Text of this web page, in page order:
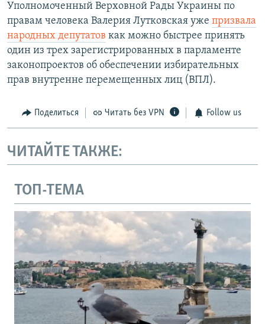
Уполномоченный Верховной Рады Украины по
правам человека Валерия Лутковская уже призвала
народных депутатов как можно быстрее принять
один из трех зарегистрированных в парламенте
законопроектов об обеспечении избирательных
прав внутренне перемещенных лиц (ВПЛ).
Поделиться Читать без VPN Follow us
ЧИТАЙТЕ ТАКЖЕ:
ТОП-ТЕМА